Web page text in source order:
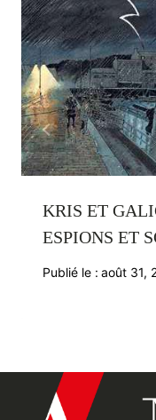
KRIS ET
ESPIONS ET
Publié le : août 31,